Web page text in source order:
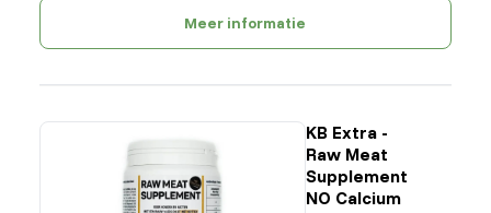
Meer informatie
KB Extra -
Raw Meat
Supplement
NO Calcium